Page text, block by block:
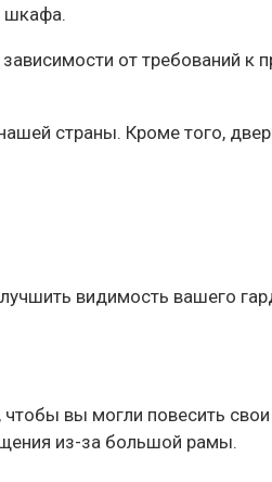
шкафа.
от требований к
страны. Кроме того,
видимость вашего
вы могли повесить свои
из-за большой рамы.